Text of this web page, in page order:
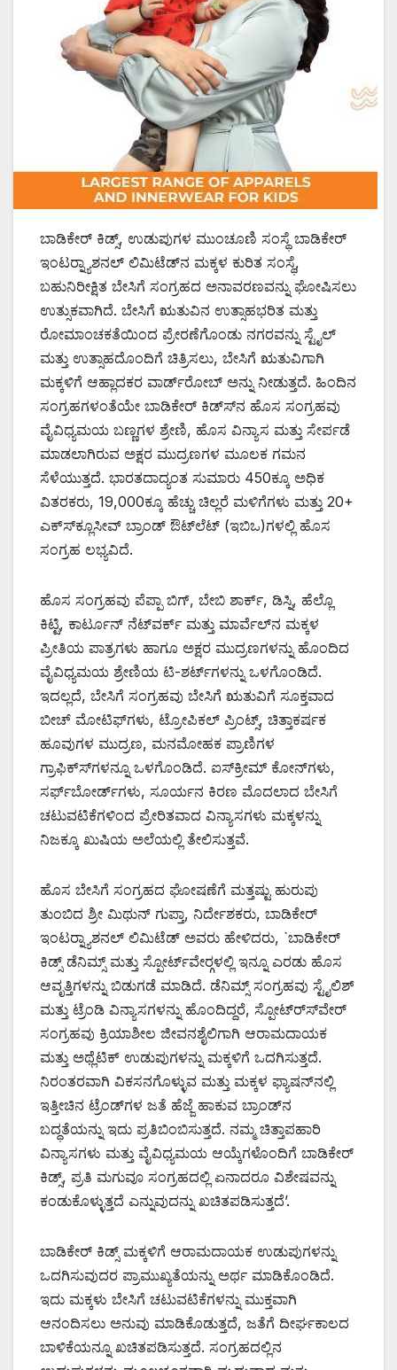
ಬಾಡಿಕೇರ್ ಕಿಡ್ಸ್, ಉಡುಪುಗಳ ಮುಂಚೂಣಿ ಸಂಸ್ಥೆ ಬಾಡಿಕೇರ್
ಇಂಟರ್‍ನ್ಯಾಶನಲ್ ಲಿಮಿಟೆಡ್‍ನ ಮಕ್ಕಳ ಕುರಿತ ಸಂಸ್ಥೆ,
ಬಹುನಿರೀಕ್ಷಿತ ಬೇಸಿಗೆ ಸಂಗ್ರಹದ ಅನಾವರಣವನ್ನು ಘೋಷಿಸಲು
ಉತ್ಸುಕವಾಗಿದೆ. ಬೇಸಿಗೆ ಋತುವಿನ ಉತ್ಸಾಹಭರಿತ ಮತ್ತು
ರೋಮಾಂಚಕತೆಯಿಂದ ಪ್ರೇರಣೆಗೊಂಡು ನಗರವನ್ನು ಸ್ಟೈಲ್
ಮತ್ತು ಉತ್ಸಾಹದೊಂದಿಗೆ ಚಿತ್ರಿಸಲು, ಬೇಸಿಗೆ ಋತುವಿಗಾಗಿ
ಮಕ್ಕಳಿಗೆ ಆಹ್ಲಾದಕರ ವಾರ್ಡ್‍ರೋಬ್ ಅನ್ನು ನೀಡುತ್ತದೆ. ಹಿಂದಿನ
ಸಂಗ್ರಹಗಳಂತೆಯೇ ಬಾಡಿಕೇರ್ ಕಿಡ್ಸ್‍ನ ಹೊಸ ಸಂಗ್ರಹವು
ವೈವಿಧ್ಯಮಯ ಬಣ್ಣಗಳ ಶ್ರೇಣಿ, ಹೊಸ ವಿನ್ಯಾಸ ಮತ್ತು ಸೇರ್ಪಡೆ
ಮಾಡಲಾಗಿರುವ ಅಕ್ಷರ ಮುದ್ರಣಗಳ ಮೂಲಕ ಗಮನ
ಸೆಳೆಯುತ್ತದೆ. ಭಾರತದಾದ್ಯಂತ ಸುಮಾರು 450ಕ್ಕೂ ಅಧಿಕ
ವಿತರಕರು, 19,000ಕ್ಕೂ ಹೆಚ್ಚು ಚಿಲ್ಲರೆ ಮಳಿಗೆಗಳು ಮತ್ತು 20+
ಎಕ್ಸ್‍ಕ್ಲೂಸೀವ್ ಬ್ರಾಂಡ್ ಔಟ್‍ಲೆಟ್ (ಇಬಿಒ)ಗಳಲ್ಲಿ ಹೊಸ
ಸಂಗ್ರಹ ಲಭ್ಯವಿದೆ.
ಹೊಸ ಸಂಗ್ರಹವು ಪೆಪ್ಪಾ ಬಿಗ್, ಬೇಬಿ ಶಾರ್ಕ್, ಡಿಸ್ನಿ, ಹೆಲ್ಲೊ
ಕಿಟ್ಟಿ, ಕಾರ್ಟೂನ್ ನೆಟ್‍ವರ್ಕ್ ಮತ್ತು ಮಾರ್ವೆಲ್‍ನ ಮಕ್ಕಳ
ಪ್ರೀತಿಯ ಪಾತ್ರಗಳು ಹಾಗೂ ಅಕ್ಷರ ಮುದ್ರಣಗಳನ್ನು ಹೊಂದಿದ
ವೈವಿಧ್ಯಮಯ ಶ್ರೇಣಿಯ ಟಿ-ಶರ್ಟ್‍ಗಳನ್ನು ಒಳಗೊಂಡಿದೆ.
ಇದಲ್ಲದೆ, ಬೇಸಿಗೆ ಸಂಗ್ರಹವು ಬೇಸಿಗೆ ಋತುವಿಗೆ ಸೂಕ್ತವಾದ
ಬೀಚ್ ಮೋಟಿಫ್‍ಗಳು, ಟ್ರೋಪಿಕಲ್ ಪ್ರಿಂಟ್ಸ್, ಚಿತ್ತಾಕರ್ಷಕ
ಹೂವುಗಳ ಮುದ್ರಣ, ಮನಮೋಹಕ ಪ್ರಾಣಿಗಳ
ಗ್ರಾಫಿಕ್ಸ್‍ಗಳನ್ನೂ ಒಳಗೊಂಡಿದೆ. ಐಸ್‍ಕ್ರೀಮ್ ಕೋನ್‍ಗಳು,
ಸರ್ಫ್‍ಬೋರ್ಡ್‍ಗಳು, ಸೂರ್ಯನ ಕಿರಣ ಮೊದಲಾದ ಬೇಸಿಗೆ
ಚಟುವಟಿಕೆಗಳಿಂದ ಪ್ರೇರಿತವಾದ ವಿನ್ಯಾಸಗಳು ಮಕ್ಕಳನ್ನು
ನಿಜಕ್ಕೂ ಖುಷಿಯ ಅಲೆಯಲ್ಲಿ ತೇಲಿಸುತ್ತವೆ.
ಹೊಸ ಬೇಸಿಗೆ ಸಂಗ್ರಹದ ಘೋಷಣೆಗೆ ಮತ್ತಷ್ಟು ಹುರುಪು
ತುಂಬಿದ ಶ್ರೀ ಮಿಥುನ್ ಗುಪ್ತಾ, ನಿರ್ದೇಶಕರು, ಬಾಡಿಕೇರ್
ಇಂಟರ್‍ನ್ಯಾಶನಲ್ ಲಿಮಿಟೆಡ್ ಅವರು ಹೇಳಿದರು, `ಬಾಡಿಕೇರ್
ಕಿಡ್ಸ್ ಡೆನಿಮ್ಸ್ ಮತ್ತು ಸ್ಪೋರ್ಟ್‍ವೇರ್‍ಗಳಲ್ಲಿ ಇನ್ನೂ ಎರಡು ಹೊಸ
ಆವೃತ್ತಿಗಳನ್ನು ಬಿಡುಗಡೆ ಮಾಡಿದೆ. ಡೆನಿಮ್ಸ್ ಸಂಗ್ರಹವು ಸ್ಟೈಲಿಶ್
ಮತ್ತು ಟ್ರೆಂಡಿ ವಿನ್ಯಾಸಗಳನ್ನು ಹೊಂದಿದ್ದರೆ, ಸ್ಪೋಟ್ರ್ಸ್‍ವೇರ್
ಸಂಗ್ರಹವು ಕ್ರಿಯಾಶೀಲ ಜೀವನಶೈಲಿಗಾಗಿ ಆರಾಮದಾಯಕ
ಮತ್ತು ಅಥ್ಲೆಟಿಕ್ ಉಡುಪುಗಳನ್ನು ಮಕ್ಕಳಿಗೆ ಒದಗಿಸುತ್ತದೆ.
ನಿರಂತರವಾಗಿ ವಿಕಸನಗೊಳ್ಳುವ ಮತ್ತು ಮಕ್ಕಳ ಫ್ಯಾಷನ್‍ನಲ್ಲಿ
ಇತ್ತೀಚಿನ ಟ್ರೆಂಡ್‍ಗಳ ಜತೆ ಹೆಜ್ಜೆ ಹಾಕುವ ಬ್ರಾಂಡ್‍ನ
ಬದ್ಧತೆಯನ್ನು ಇದು ಪ್ರತಿಬಿಂಬಿಸುತ್ತದೆ. ನಮ್ಮ ಚಿತ್ತಾಪಹಾರಿ
ವಿನ್ಯಾಸಗಳು ಮತ್ತು ವೈವಿಧ್ಯಮಯ ಆಯ್ಕೆಗಳೊಂದಿಗೆ ಬಾಡಿಕೇರ್
ಕಿಡ್ಸ್, ಪ್ರತಿ ಮಗುವೂ ಸಂಗ್ರಹದಲ್ಲಿ ಏನಾದರೂ ವಿಶೇಷವನ್ನು
ಕಂಡುಕೊಳ್ಳುತ್ತದೆ ಎನ್ನುವುದನ್ನು ಖಚಿತಪಡಿಸುತ್ತದೆ’.
ಬಾಡಿಕೇರ್ ಕಿಡ್ಸ್ ಮಕ್ಕಳಿಗೆ ಆರಾಮದಾಯಕ ಉಡುಪುಗಳನ್ನು
ಒದಗಿಸುವುದರ ಪ್ರಾಮುಖ್ಯತೆಯನ್ನು ಅರ್ಥ ಮಾಡಿಕೊಂಡಿದೆ.
ಇದು ಮಕ್ಕಳು ಬೇಸಿಗೆ ಚಟುವಟಿಕೆಗಳನ್ನು ಮುಕ್ತವಾಗಿ
ಆನಂದಿಸಲು ಅನುವು ಮಾಡಿಕೊಡುತ್ತದೆ, ಜತೆಗೆ ದೀರ್ಘಕಾಲದ
ಬಾಳಿಕೆಯನ್ನೂ ಖಚಿತಪಡಿಸುತ್ತದೆ. ಸಂಗ್ರಹದಲ್ಲಿನ